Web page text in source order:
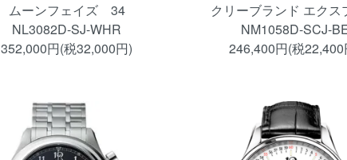
ムーンフェイズ 34
NL3082D-SJ-WHR
352,000円(税32,000円)
クリーブランド エクス
NM1058D-SCJ-
246,400円(税22,400